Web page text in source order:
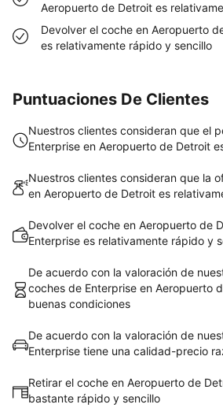
Aeropuerto de Detroit es
Devolver el coche en Aeropuerto
es relativamente rápido y sencillo
Puntuaciones De Clientes
Nuestros clientes consideran que el
Enterprise en Aeropuerto de Detroit
Nuestros clientes consideran que la
en Aeropuerto de Detroit es
Devolver el coche en Aeropuerto de
Enterprise es relativamente rápido y
De acuerdo con la valoración de
coches de Enterprise en Aeropuerto
buenas condiciones
De acuerdo con la valoración de
Enterprise tiene una calidad-precio
Retirar el coche en Aeropuerto de
bastante rápido y sencillo